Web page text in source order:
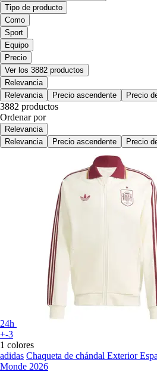
Tipo de producto
Como
Sport
Equipo
Precio
Ver los 3882 productos
Relevancia
Relevancia
Precio ascendente Precio
3882 productos
Ordenar por
Relevancia
Relevancia
Precio ascendente Precio
24h
+-3
1 colores
adidas Chaqueta de chándal Exterior
Monde 2026